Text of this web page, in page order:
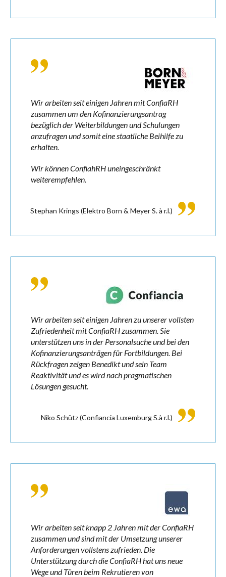
Wir arbeiten seit einigen Jahren mit ConfiaRH
zusammen um den Kofinanzierungsantrag
bezüglich der Weiterbildungen und Schulungen
anzufragen und somit eine staatliche Beihilfe zu
erhalten.
Wir können ConfiahRH uneingeschränkt
weiterempfehlen.
Stephan Krings (Elektro Born & Meyer S. à r.l.)
Wir arbeiten seit einigen Jahren zu unserer vollsten
Zufriedenheit mit ConfiaRH zusammen. Sie
unterstützen uns in der Personalsuche und bei den
Kofinanzierungsanträgen für Fortbildungen. Bei
Rückfragen zeigen Benedikt und sein Team
Reaktivität und es wird nach pragmatischen
Lösungen gesucht.
Niko Schütz(Confiancia Luxemburg S.à r.l.)
Wir arbeiten seit knapp 2 Jahren mit der ConfiaRH
zusammen und sind mit der Umsetzung unserer
Anforderungen vollstens zufrieden. Die
Unterstützung durch die ConfiaRH hat uns neue
Wege und Türen beim Rekrutieren von